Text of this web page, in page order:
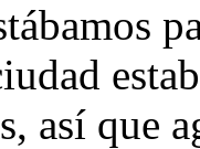
así que